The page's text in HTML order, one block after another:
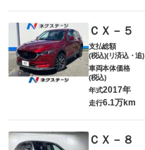
ＣＸ－５
支払総額
(税込)(リ済込・追)
車両本体価格
(税込)
年式2017年
走行6.1万km
ＣＸ－８